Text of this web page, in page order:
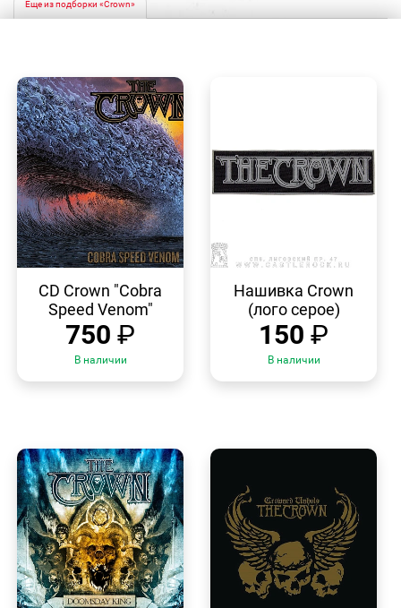
Еще из подборки «Crown»
ПРОСМОТР
CD Crown "Cobra
Speed Venom"
750 ₽
В наличии
ПРОСМОТР
Нашивка Crown
(лого серое)
150 ₽
В наличии